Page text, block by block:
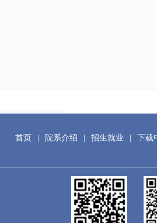
首页 院系介绍 招生就业 下载